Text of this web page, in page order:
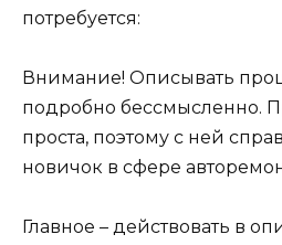
потребуется:
Внимание! Описывать
подробно бессмысленно.
проста, поэтому с ней
новичок в сфере
Главное – действовать в